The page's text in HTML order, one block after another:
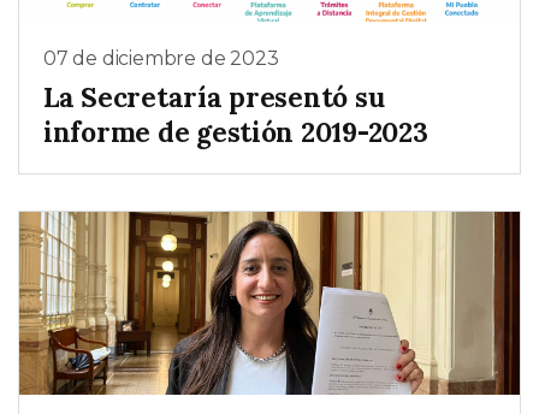
07 de diciembre de 2023
La Secretaría presentó su
informe de gestión 2019-2023